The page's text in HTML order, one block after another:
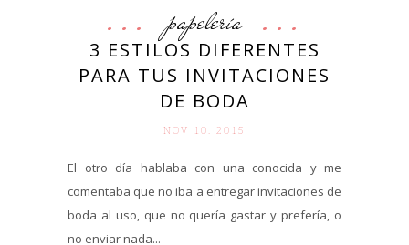
papelería
3 ESTILOS DIFERENTES
PARA TUS INVITACIONES
DE BODA
NOV 10. 2015
El otro día hablaba con una conocida y me
comentaba que no iba a entregar invitaciones de
boda al uso, que no quería gastar y prefería, o
no enviar nada...